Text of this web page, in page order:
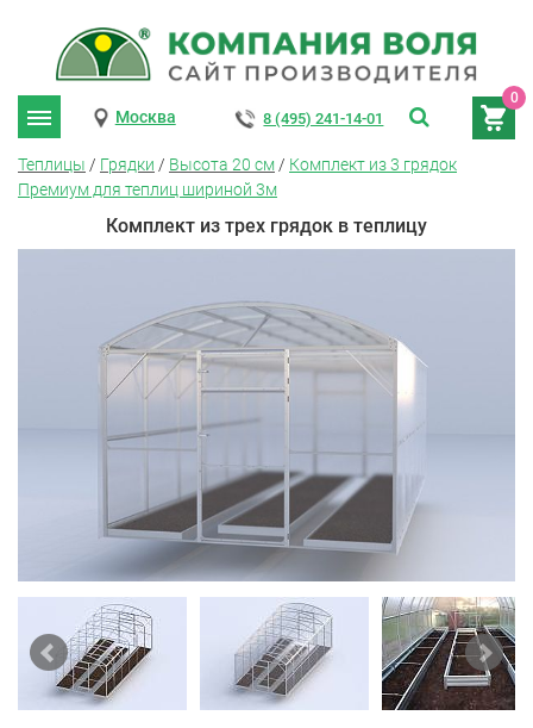
0
Москва 8 (495) 241-14-01
Теплицы / Грядки / Высота 20 см / Комплект из 3 грядок
Премиум для теплиц шириной 3м
Комплект из трех грядок в теплицу